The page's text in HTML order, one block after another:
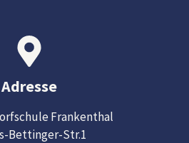
Adresse
Frankenthal
Bettinger-Str.1